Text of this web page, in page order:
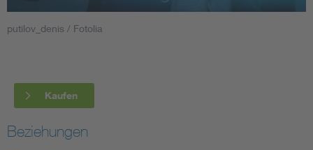
Smart Cities
Blitzschutz: DIN EN 62305 in der Übersicht
Circular Economy für mehr Ressourceneffizienz
putilov_denis / Fotolia
Kaufen
Beziehungen